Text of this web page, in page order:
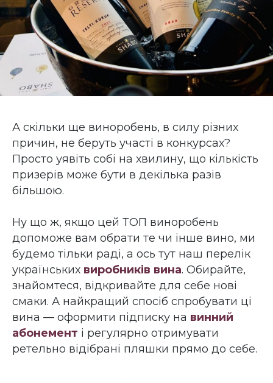
А скільки ще виноробень, в силу різних
причин, не беруть участі в конкурсах?
Просто уявіть собі на хвилину, що кількість
призерів може бути в декілька разів
більшою.
Ну що ж, якщо цей ТОП виноробень
допоможе вам обрати те чи інше вино, ми
будемо тільки раді, а ось тут наш перелік
українських виробників вина. Обирайте,
знайомтеся, відкривайте для себе нові
смаки. А найкращий спосіб спробувати ці
вина — оформити підписку на винний
абонемент і регулярно отримувати
ретельно відібрані пляшки прямо до себе.